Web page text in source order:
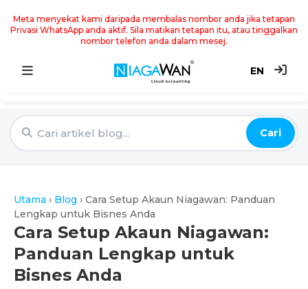
Meta menyekat kami daripada membalas nombor anda jika tetapan
Privasi WhatsApp anda aktif. Sila matikan tetapan itu, atau tinggalkan
nombor telefon anda dalam mesej.
EN
e-Invoice
Harga
Blog
Cari
Utama › Blog › Cara Setup Akaun Niagawan: Panduan
Lengkap untuk Bisnes Anda
Cara Setup Akaun Niagawan:
Panduan Lengkap untuk
Bisnes Anda